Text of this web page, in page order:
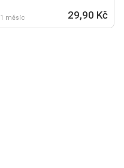
1 měsíc 29,90 Kč